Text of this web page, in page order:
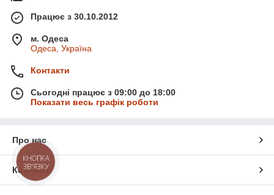
Працює з 30.10.2012
м. Одеса
Одеса, Україна
Контакти
Сьогодні працює з 09:00 до 18:00
Показати весь графік роботи
Про нас
Контакти
КНОПКА
ЗВ'ЯЗКУ